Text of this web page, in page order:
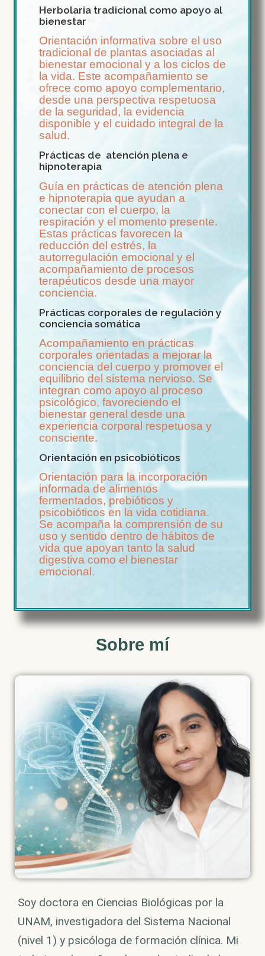
Herbolaria tradicional como apoyo al
bienestar
Orientación informativa sobre el uso
tradicional de plantas asociadas al
bienestar emocional y a los ciclos de
la vida. Este acompañamiento se
ofrece como apoyo complementario,
desde una perspectiva respetuosa
de la seguridad, la evidencia
disponible y el cuidado integral de la
salud.
Prácticas de atención plena e
hipnoterapia
Guía en prácticas de atención plena
e hipnoterapia que ayudan a
conectar con el cuerpo, la
respiración y el momento presente.
Estas prácticas favorecen la
reducción del estrés, la
autorregulación emocional y el
acompañamiento de procesos
terapéuticos desde una mayor
conciencia.
Prácticas corporales de regulación y
conciencia somática
Acompañamiento en prácticas
corporales orientadas a mejorar la
conciencia del cuerpo y promover el
equilibrio del sistema nervioso. Se
integran como apoyo al proceso
psicológico, favoreciendo el
bienestar general desde una
experiencia corporal respetuosa y
consciente.
Orientación en psicobióticos
Orientación para la incorporación
informada de alimentos
fermentados, prebióticos y
psicobióticos en la vida cotidiana.
Se acompaña la comprensión de su
uso y sentido dentro de hábitos de
vida que apoyan tanto la salud
digestiva como el bienestar
emocional.
Sobre mí
Soy doctora en Ciencias Biológicas por la
UNAM, investigadora del Sistema Nacional
(nivel 1) y psicóloga de formación clínica. Mi